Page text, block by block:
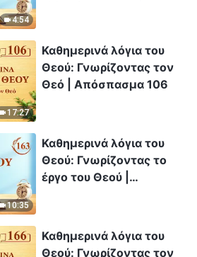
4:54
17:27
Καθημερινά λόγια του
Θεού: Γνωρίζοντας τον
Θεό | Απόσπασμα 106
10:35
Καθημερινά λόγια του
Θεού: Γνωρίζοντας το
έργο του Θεού |
Καθημερινά λόγια του
Θεού: Γνωρίζοντας τον